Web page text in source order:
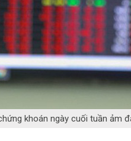
khoán ngày cuối tuần ảm